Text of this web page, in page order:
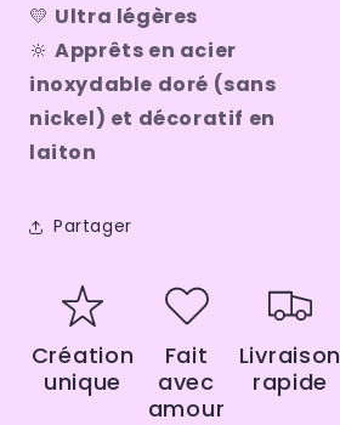
💛 Ultra légères
🔆Apprêts en acier
inoxydable doré (sans
nickel) et décoratif en
laiton
Partager
Création
unique
Fait
avec
amour
Livraison
rapide